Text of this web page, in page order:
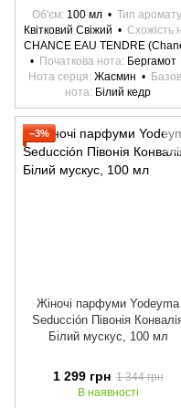
Об'єм 100 мл
Тип аромату
Квітковий Свіжий
Схожість
CHANCE EAU TENDRE
Початкова нота Бергамот
Нота серця Жасмин
нота Білий кедр
−3%
Жіночі парфуми Yodeyma
Seducción Півонія
Білий мускус, 100 мл
1 299 грн 1 344 грн
В наявності